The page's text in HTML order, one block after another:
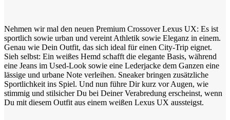
Nehmen wir mal den neuen Premium Crossover Lexus UX: Es ist
sportlich sowie urban und vereint Athletik sowie Eleganz in einem.
Genau wie Dein Outfit, das sich ideal für einen City-Trip eignet.
Sieh selbst: Ein weißes Hemd schafft die elegante Basis, während
eine Jeans im Used-Look sowie eine Lederjacke dem Ganzen eine
lässige und urbane Note verleihen. Sneaker bringen zusätzliche
Sportlichkeit ins Spiel. Und nun führe Dir kurz vor Augen, wie
stimmig und stilsicher Du bei Deiner Verabredung erscheinst, wenn
Du mit diesem Outfit aus einem weißen Lexus UX aussteigst.